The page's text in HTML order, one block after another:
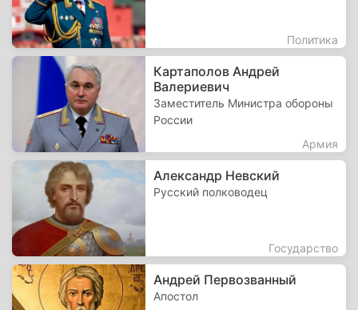
Политика
Картаполов Андрей
Валериевич
Заместитель Министра обороны
России
Армия
Александр Невский
Русский полководец
Государство
Андрей Первозванный
Апостол